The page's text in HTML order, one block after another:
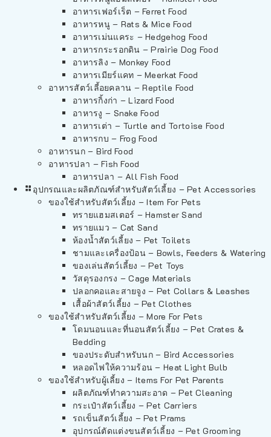
อาหารเฟอร์เร็ต – Ferret Food
อาหารหนู – Rats & Mice Food
อาหารเม่นแคระ – Hedgehog Food
อาหารกระรอกดิน – Prairie Dog Food
อาหารลิง – Monkey Food
อาหารเมียร์แคท – Meerkat Food
อาหารสัตว์เลี้อยคลาน – Reptile Food
อาหารกิ้งก่า – Lizard Food
อาหารงู – Snake Food
อาหารเต่า – Turtle and Tortoise Food
อาหารกบ – Frog Food
อาหารนก – Bird Food
อาหารปลา – Fish Food
อาหารปลา – All Fish Food
อุปกรณและผลิตภัณฑ์สำหรับสัตว์เลี้ยง – Pet Accessories
ของใช้สำหรับสัตว์เลี้ยง – Item For Pets
ทรายแฮมสเตอร์ – Hamster Sand
ทรายแมว – Cat Sand
ห้องน้ำสัตว์เลี้ยง – Pet Toilets
ชามและเครื่องป้อน – Bowls, Feeders & Watering
ของเล่นสัตว์เลี้ยง – Pet Toys
วัสดุรองกรง – Cage Materials
ปลอกคอและสายจูง – Pet Collars & Leashes
เสื้อผ้าสัตว์เลี้ยง – Pet Clothes
ของใช้สำหรับสัตว์เลี้ยง – More For Pets
โดมนอนและที่นอนสัตว์เลี้ยง – Pet Crates &
Bedding
ของประดับสำหรับนก – Bird Accessories
หลอดไฟให้ความร้อน – Heat Light Bulb
ของใช้สำหรับผู้เลี้ยง – Items For Pet Parents
ผลิตภัณฑ์ทำความสะอาด – Pet Cleaning
กระเป๋าสัตว์เลี้ยง – Pet Carriers
รถเข็นสัตว์เลี้ยง – Pet Prams
อุปกรณ์ตัดแต่งขนสัตว์เลี้ยง – Pet Grooming